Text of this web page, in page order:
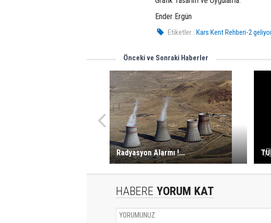
Ender Ergün
Etiketler : Kars Kent Rehberi-2
Önceki ve Sonraki Haberler
Radyasyon Alarmı !...
HABERE YORUM KAT